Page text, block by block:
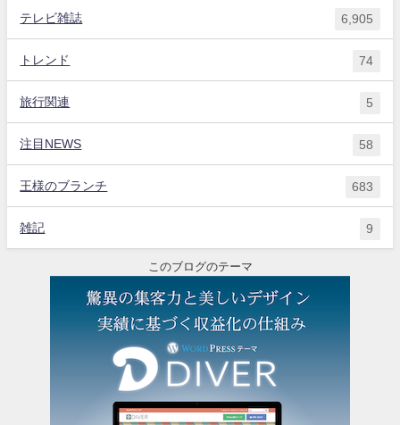
テレビ雑誌 6,905
トレンド 74
旅行関連 5
注目NEWS 58
王様のブランチ 683
雑記 9
このブログのテーマ